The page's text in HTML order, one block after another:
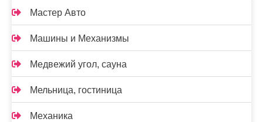
Мастер Авто
Машины и Механизмы
Медвежий угол, сауна
Мельница, гостиница
Механика